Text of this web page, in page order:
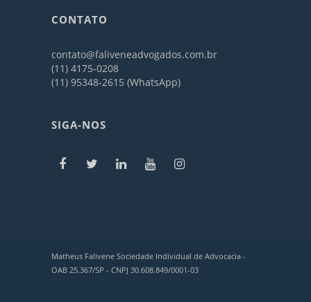
CONTATO
contato@faliveneadvogados.com.br
(11) 4175-0208
(11) 95348-2615 (WhatsApp)
SIGA-NOS
Matheus Falivene Sociedade Individual de Advocacia -
OAB 25.367/SP - CNPJ 30.608.849/0001-03